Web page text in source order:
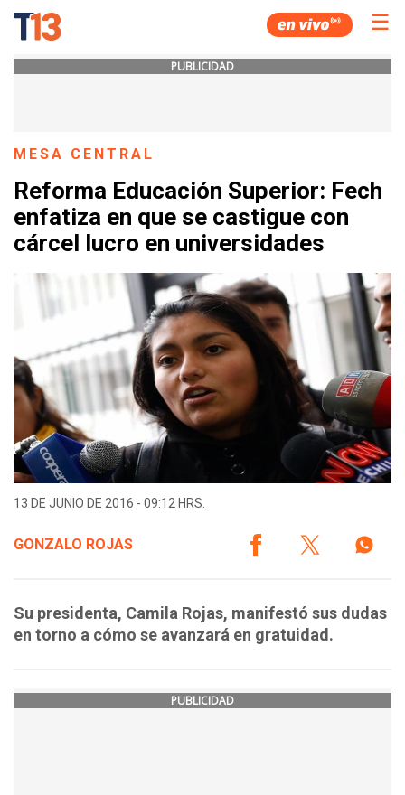
☰
PUBLICIDAD
MESA CENTRAL
Reforma Educación Superior: Fech
enfatiza en que se castigue con
cárcel lucro en universidades
13 DE JUNIO DE 2016 - 09:12 HRS.
GONZALO ROJAS
Su presidenta, Camila Rojas, manifestó sus dudas
en torno a cómo se avanzará en gratuidad.
PUBLICIDAD